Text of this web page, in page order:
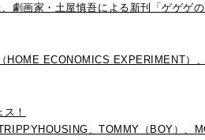
劇画家・土屋慎吾による新刊「ゲゲゲ
HOME ECONOMICS EXPERIMENT）
！
、TOMMY（BOY）、